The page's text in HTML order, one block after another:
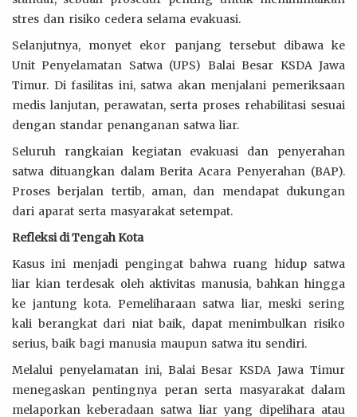
stres dan risiko cedera selama evakuasi.
Selanjutnya, monyet ekor panjang tersebut dibawa ke
Unit Penyelamatan Satwa (UPS) Balai Besar KSDA Jawa
Timur. Di fasilitas ini, satwa akan menjalani pemeriksaan
medis lanjutan, perawatan, serta proses rehabilitasi sesuai
dengan standar penanganan satwa liar.
Seluruh rangkaian kegiatan evakuasi dan penyerahan
satwa dituangkan dalam Berita Acara Penyerahan (BAP).
Proses berjalan tertib, aman, dan mendapat dukungan
dari aparat serta masyarakat setempat.
Refleksi di Tengah Kota
Kasus ini menjadi pengingat bahwa ruang hidup satwa
liar kian terdesak oleh aktivitas manusia, bahkan hingga
ke jantung kota. Pemeliharaan satwa liar, meski sering
kali berangkat dari niat baik, dapat menimbulkan risiko
serius, baik bagi manusia maupun satwa itu sendiri.
Melalui penyelamatan ini, Balai Besar KSDA Jawa Timur
menegaskan pentingnya peran serta masyarakat dalam
melaporkan keberadaan satwa liar yang dipelihara atau